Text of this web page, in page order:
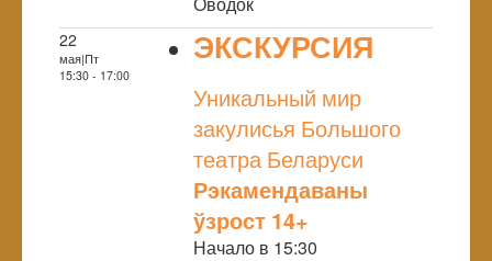
22
мая|Пт
15:30 - 17:00
ЭКСКУРСИЯ
Уникальный мир
закулисья Большого
театра Беларуси
Рэкамендаваны
ўзрост 14+
Начало в 15:30